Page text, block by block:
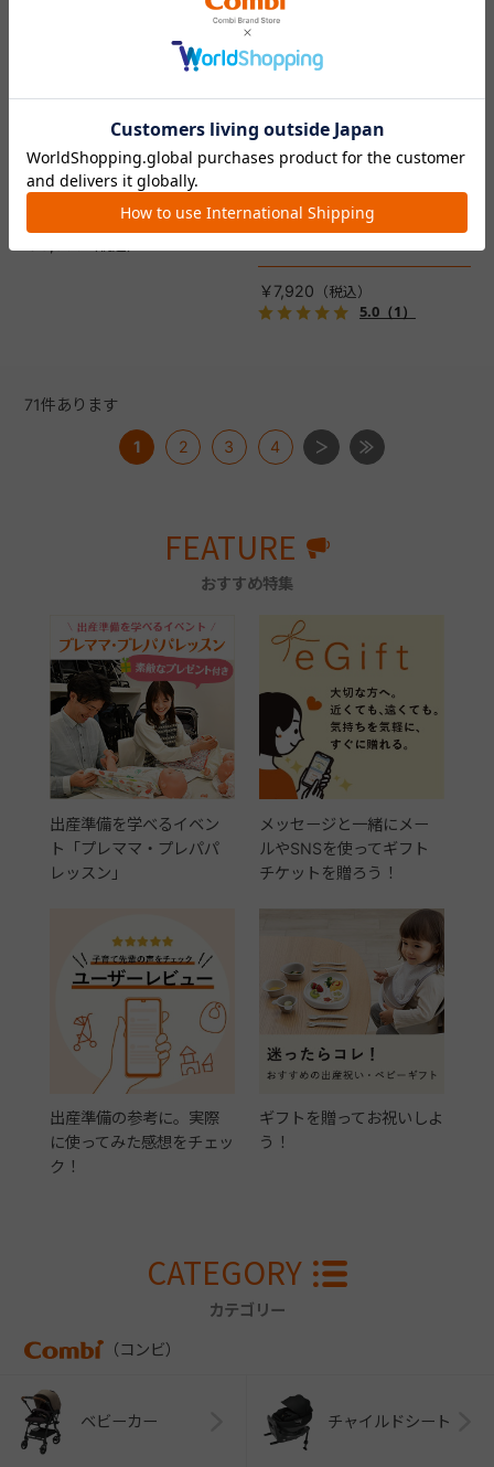
コムペット リバーシブルコン
裏面は接触冷感生地で暑い季
節も快適！ペットカートをお
しゃれに・かわいく・かっこ
DRAGON QUEST PETs コン
フォートクッション スライム
【コムペット ペットカート
用】
愛車の目印に！ふわふわ生地
あごのせクッション。
￥7,920
5.0（1）
71件あります
1 2 3 4
FEATURE
おすすめ特集
出産準備を学べるイベン
ト「プレママ・プレパパ
レッスン」
メッセージと一緒にメー
ルやSNSを使ってギフト
チケットを贈ろう！
出産準備の参考に。実際
に使ってみた感想をチェッ
ク！
ギフトを贈ってお祝いしよ
う！
CATEGORY
カテゴリー
（コンビ）
ベビーカー チャイルドシート